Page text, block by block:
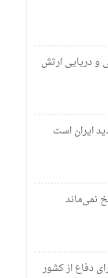
و دریایی ارتش
ایران است
دفاع از کشور